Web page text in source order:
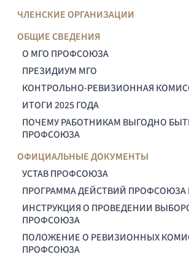
ЧЛЕНСКИЕ ОРГАНИЗАЦИИ
ОБЩИЕ СВЕДЕНИЯ
О МГО ПРОФСОЮЗА
ПРЕЗИДИУМ МГО
КОНТРОЛЬНО-РЕВИЗИОННАЯ
ИТОГИ 2025 ГОДА
ПОЧЕМУ РАБОТНИКАМ ВЫГОДНО
ПРОФСОЮЗА
ОФИЦИАЛЬНЫЕ ДОКУМЕНТЫ
УСТАВ ПРОФСОЮЗА
ПРОГРАММА ДЕЙСТВИЙ ПРОФСОЮЗА В
ИНСТРУКЦИЯ О ПРОВЕДЕНИИ
ПРОФСОЮЗА
ПОЛОЖЕНИЕ О РЕВИЗИОННЫХ
ПРОФСОЮЗА